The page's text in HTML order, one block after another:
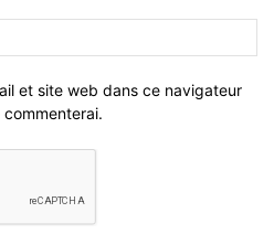
et site web dans ce navigateur